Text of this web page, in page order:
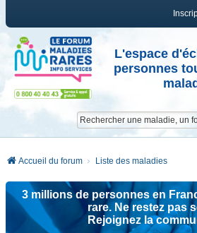
L'espace
personnes
Accueil du forum Liste des maladies
3 millions de personnes en
rare. Ne restez pas
Rejoignez la